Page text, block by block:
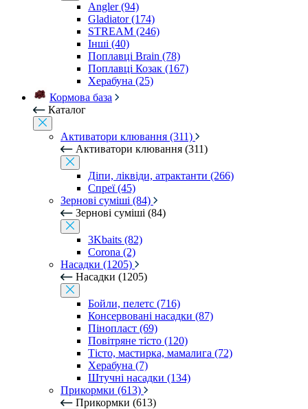
Angler (94)
Gladiator (174)
STREAM (246)
Інші (40)
Поплавці Brain (78)
Поплавці Козак (167)
Херабуна (25)
Кормова база
Каталог
Активатори клювання (311)
Активатори клювання (311)
Діпи, ліквіди, атрактанти (266)
Спреї (45)
Зернові суміші (84)
Зернові суміші (84)
3Kbaits (82)
Corona (2)
Насадки (1205)
Насадки (1205)
Бойли, пелетс (716)
Консервовані насадки (87)
Пінопласт (69)
Повітряне тісто (120)
Тісто, мастирка, мамалига (72)
Херабуна (7)
Штучні насадки (134)
Прикормки (613)
Прикормки (613)